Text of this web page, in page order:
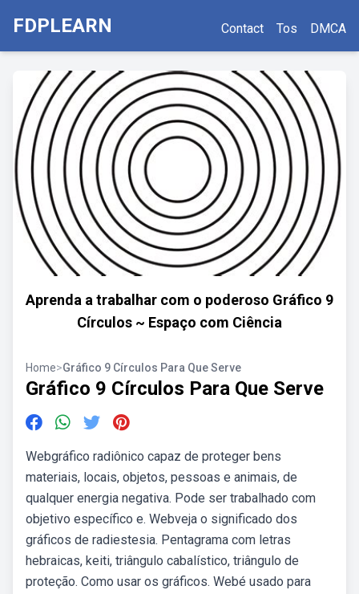
FDPLEARN Contact Tos DMCA
Aprenda a trabalhar com o poderoso Gráfico 9
Círculos ~ Espaço com Ciência
Home>Gráfico 9 Círculos Para Que Serve
Gráfico 9 Círculos Para Que Serve
Webgráfico radiônico capaz de proteger bens
materiais, locais, objetos, pessoas e animais, de
qualquer energia negativa. Pode ser trabalhado com
objetivo específico e. Webveja o significado dos
gráficos de radiestesia. Pentagrama com letras
hebraicas, keiti, triângulo cabalístico, triângulo de
proteção. Como usar os gráficos. Webé usado para